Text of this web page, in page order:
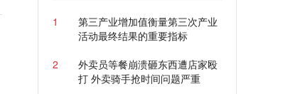
1
第三产业增加值衡量第三次产业
活动最终结果的重要指标
2
外卖员等餐崩溃砸东西遭店家殴
打 外卖骑手抢时间问题严重